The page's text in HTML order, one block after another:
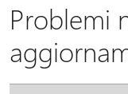
Problemi